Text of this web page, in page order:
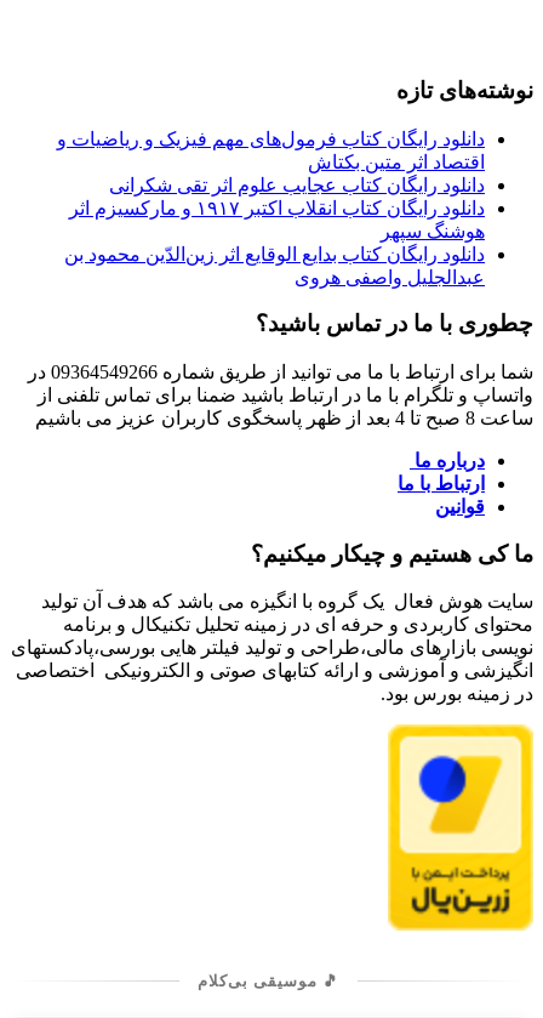
نوشته‌های تازه
دانلود رایگان کتاب فرمول‌های مهم فیزیک و ریاضیات و
اقتصاد اثر متین بکتاش
دانلود رایگان کتاب عجایب علوم اثر تقی شکرانی
دانلود رایگان کتاب انقلاب اکتبر ۱۹۱۷ و مارکسیزم اثر
هوشنگ سپهر
دانلود رایگان کتاب بدایع الوقایع اثر زین‌الدّین محمود بن
عبدالجلیل واصفی هروی
چطوری با ما در تماس باشید؟
شما برای ارتباط با ما می توانید از طریق شماره 09364549266 در
واتساپ و تلگرام با ما در ارتباط باشید ضمنا برای تماس تلفنی از
ساعت 8 صبح تا 4 بعد از ظهر پاسخگوی کاربران عزیز می باشیم
درباره ما
ارتباط با ما
قوانین
ما کی هستیم و چیکار میکنیم؟
سایت هوش فعال یک گروه با انگیزه می باشد که هدف آن تولید
محتوای کاربردی و حرفه ای در زمینه تحلیل تکنیکال و برنامه
نویسی بازارهای مالی،طراحی و تولید فیلتر هایی بورسی،پادکستهای
انگیزشی و آموزشی و ارائه کتابهای صوتی و الکترونیکی اختصاصی
در زمینه بورس بود.
🎵 موسیقی بی‌کلام